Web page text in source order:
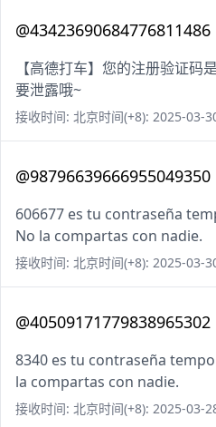
@43423690684776811486
【高德打车】您的注册验证码
要泄露哦~
接收时间: 北京时间(+8): 2025-03-
@98796639666955049350
606677 es tu contraseña
No la compartas con nadie.
接收时间: 北京时间(+8): 2025-03-
@40509171779838965302
8340 es tu contraseña
la compartas con nadie.
接收时间: 北京时间(+8): 2025-03-